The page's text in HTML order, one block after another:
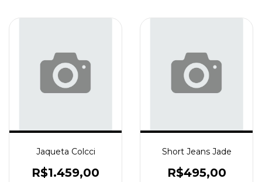
Jaqueta Colcci
R$1.459,00
Short Jeans Jade
R$495,00